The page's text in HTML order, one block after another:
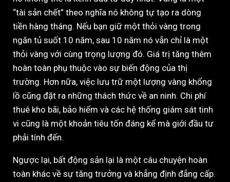
“tài sản chết” theo nghĩa nó không tự tạo ra dòng
tiền hàng tháng. Nếu bạn giữ một thỏi vàng trong
ngăn tủ suốt 10 năm, sau 10 năm nó vẫn chỉ là một
thỏi vàng với cùng trọng lượng đó. Giá trị tăng thêm
hoàn toàn phụ thuộc vào sự biến động của thị
trường. Hơn nữa, việc lưu trữ một lượng vàng khổng
lồ cũng đặt ra những thách thức về an ninh. Chi phí
thuê kho bãi, bảo hiểm và các hệ thống giám sát tinh
vi cũng là một khoản tiêu tốn đáng kể mà giới đầu tư
phải tính đến.
Ngược lại, bất động sản lại là một câu chuyện hoàn
toàn khác về sự tăng trưởng và khẳng định đẳng cấp.